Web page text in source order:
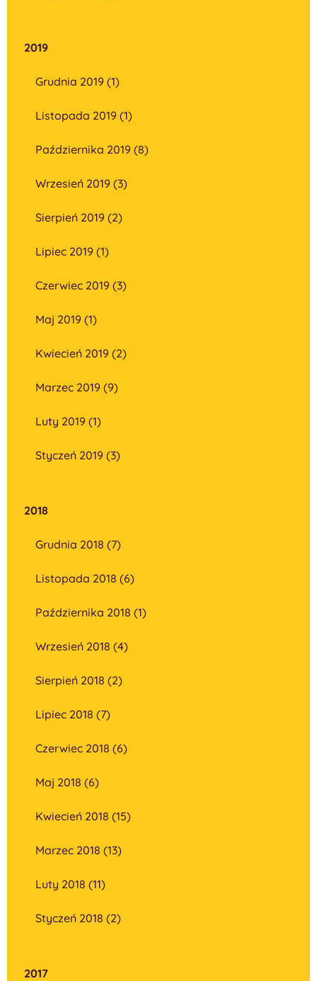
2019
Grudnia 2019 (1)
Listopada 2019 (1)
Października 2019 (8)
Wrzesień 2019 (3)
Sierpień 2019 (2)
Lipiec 2019 (1)
Czerwiec 2019 (3)
Maj 2019 (1)
Kwiecień 2019 (2)
Marzec 2019 (9)
Luty 2019 (1)
Styczeń 2019 (3)
2018
Grudnia 2018 (7)
Listopada 2018 (6)
Października 2018 (1)
Wrzesień 2018 (4)
Sierpień 2018 (2)
Lipiec 2018 (7)
Czerwiec 2018 (6)
Maj 2018 (6)
Kwiecień 2018 (15)
Marzec 2018 (13)
Luty 2018 (11)
Styczeń 2018 (2)
2017